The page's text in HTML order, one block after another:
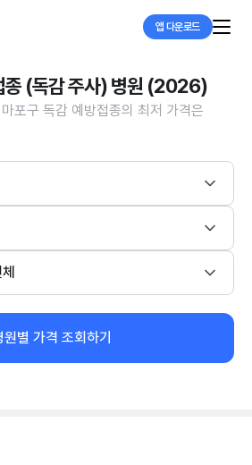
앱 다운로드
종 (독감 주사) 병원 (2026)
포구 독감 예방접종의 최저 가격은
원별 가격 조회하기